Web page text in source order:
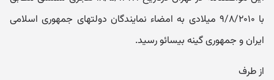
با ۹/۸/۲۰۱۰ میلادی به امضاء نمایندگان دولتهای جمهوری اسلامی
ایران و جمهوری گینه بیسائو رسید.
از طرف